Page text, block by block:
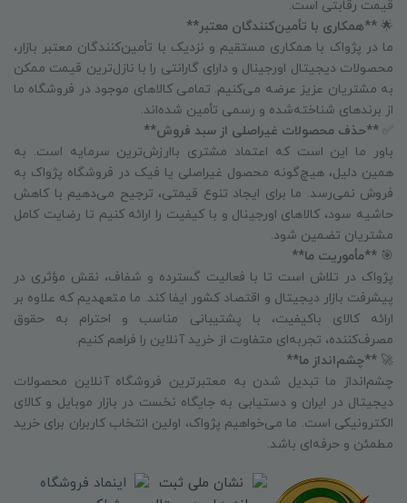
قیمت رقابتی است.
🌟 **همکاری با تأمین‌کنندگان معتبر**
ما در پژواک با همکاری مستقیم و نزدیک با تأمین‌کنندگان معتبر بازار،
محصولات دیجیتال اورجینال و دارای گارانتی را با نازل‌ترین قیمت ممکن
به مشتریان عزیز عرضه می‌کنیم. تمامی کالاهای موجود در فروشگاه ما
از برندهای شناخته‌شده و رسمی تأمین شده‌اند.
✅ **حذف محصولات غیراصلی از سبد فروش**
باور ما این است که اعتماد مشتری باارزش‌ترین سرمایه است. به
همین دلیل، هیچ‌گونه محصول غیراصلی یا فیک در فروشگاه پژواک به
فروش نمی‌رسد. ما برای ایجاد تنوع قیمتی، ترجیح می‌دهیم با کاهش
حاشیه سود، کالاهای اورجینال و با کیفیت را ارائه کنیم تا رضایت کامل
مشتریان تضمین شود.
🎯 **مأموریت ما**
پژواک در تلاش است تا با فعالیت گسترده و شفاف، نقش مؤثری در
پیشرفت بازار دیجیتال و اقتصاد کشور ایفا کند. ما متعهدیم که علاوه بر
ارائه کالای باکیفیت، با پشتیبانی مناسب و احترام به حقوق
مصرف‌کننده، تجربه‌ای متفاوت از خرید آنلاین را فراهم کنیم.
🚀 **چشم‌انداز ما**
چشم‌انداز ما تبدیل شدن به معتبرترین فروشگاه آنلاین محصولات
دیجیتال در ایران و دستیابی به جایگاه نخست در بازار موبایل و کالای
الکترونیکی است. ما می‌خواهیم پژواک، اولین انتخاب کاربران برای خرید
مطمئن و حرفه‌ای باشد.